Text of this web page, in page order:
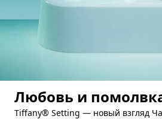
Любовь и
Tiffany® Setting — новый взгляд